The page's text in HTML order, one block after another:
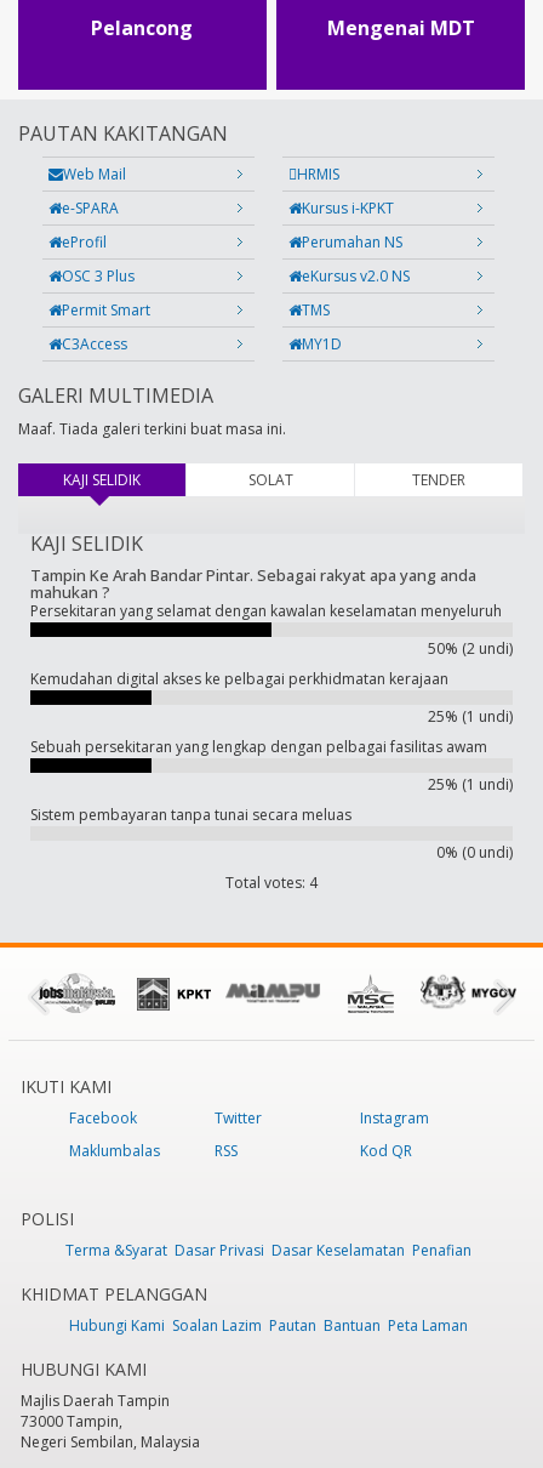
Pelancong Mengenai MDT
PAUTAN KAKITANGAN
Web Mail
HRMIS
e-SPARA
Kursus i-KPKT
eProfil
Perumahan NS
OSC 3 Plus
eKursus v2.0 NS
Permit Smart
TMS
C3Access
MY1D
GALERI MULTIMEDIA
Maaf. Tiada galeri terkini buat masa ini.
KAJI SELIDIK(tab aktif) SOLAT TENDER
KAJI SELIDIK
Tampin Ke Arah Bandar Pintar. Sebagai rakyat apa yang anda
mahukan ?
Persekitaran yang selamat dengan kawalan keselamatan menyeluruh
50% (2 undi)
Kemudahan digital akses ke pelbagai perkhidmatan kerajaan
25% (1 undi)
Sebuah persekitaran yang lengkap dengan pelbagai fasilitas awam
25% (1 undi)
Sistem pembayaran tanpa tunai secara meluas
0% (0 undi)
Total votes: 4
IKUTI KAMI
Facebook Twitter
Instagram
Maklumbalas
RSS Kod QR
POLISI
Terma &Syarat Dasar Privasi Dasar Keselamatan Penafian
KHIDMAT PELANGGAN
Hubungi Kami Soalan Lazim Pautan Bantuan Peta Laman
HUBUNGI KAMI
Majlis Daerah Tampin
73000 Tampin,
Negeri Sembilan, Malaysia